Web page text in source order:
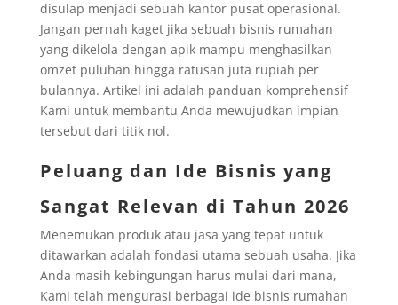
disulap menjadi sebuah kantor pusat operasional.
Jangan pernah kaget jika sebuah bisnis rumahan
yang dikelola dengan apik mampu menghasilkan
omzet puluhan hingga ratusan juta rupiah per
bulannya. Artikel ini adalah panduan komprehensif
Kami untuk membantu Anda mewujudkan impian
tersebut dari titik nol.
Peluang dan Ide Bisnis yang
Sangat Relevan di Tahun 2026
Menemukan produk atau jasa yang tepat untuk
ditawarkan adalah fondasi utama sebuah usaha. Jika
Anda masih kebingungan harus mulai dari mana,
Kami telah mengurasi berbagai ide bisnis rumahan